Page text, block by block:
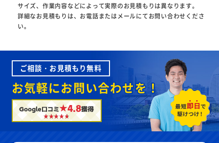
サイズ、作業内容などによって実際のお見積もりは異なります。
詳細なお見積もりは、お電話またはメールにてお問い合わせくださ
い。
ご相談・お見積もり無料
お気軽にお問い合わせを！
Google口コミ★4.8獲得